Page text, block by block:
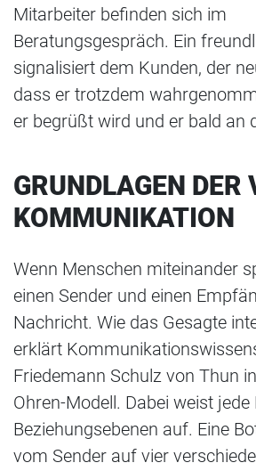
Mitarbeiter befinden sich im
Beratungsgespräch. Ein
signalisiert dem Kunden, der
dass er trotzdem
er begrüßt wird und er bald an
GRUNDLAGEN DER
KOMMUNIKATION
Wenn Menschen miteinander
einen Sender und einen
Nachricht. Wie das Gesagte
erklärt
Friedemann Schulz von Thun
Ohren-Modell. Dabei weist
Beziehungsebenen auf. Eine
vom Sender auf vier